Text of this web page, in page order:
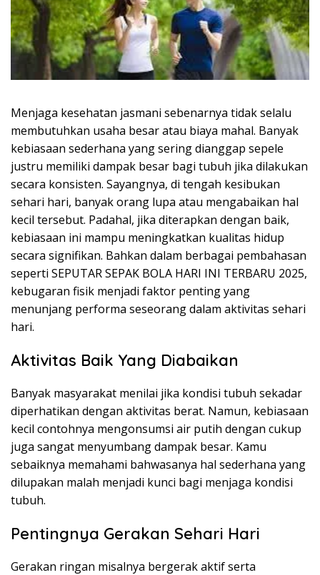
Menjaga kesehatan jasmani sebenarnya tidak selalu
membutuhkan usaha besar atau biaya mahal. Banyak
kebiasaan sederhana yang sering dianggap sepele
justru memiliki dampak besar bagi tubuh jika dilakukan
secara konsisten. Sayangnya, di tengah kesibukan
sehari hari, banyak orang lupa atau mengabaikan hal
kecil tersebut. Padahal, jika diterapkan dengan baik,
kebiasaan ini mampu meningkatkan kualitas hidup
secara signifikan. Bahkan dalam berbagai pembahasan
seperti SEPUTAR SEPAK BOLA HARI INI TERBARU 2025,
kebugaran fisik menjadi faktor penting yang
menunjang performa seseorang dalam aktivitas sehari
hari.
Aktivitas Baik Yang Diabaikan
Banyak masyarakat menilai jika kondisi tubuh sekadar
diperhatikan dengan aktivitas berat. Namun, kebiasaan
kecil contohnya mengonsumsi air putih dengan cukup
juga sangat menyumbang dampak besar. Kamu
sebaiknya memahami bahwasanya hal sederhana yang
dilupakan malah menjadi kunci bagi menjaga kondisi
tubuh.
Pentingnya Gerakan Sehari Hari
Gerakan ringan misalnya bergerak aktif serta